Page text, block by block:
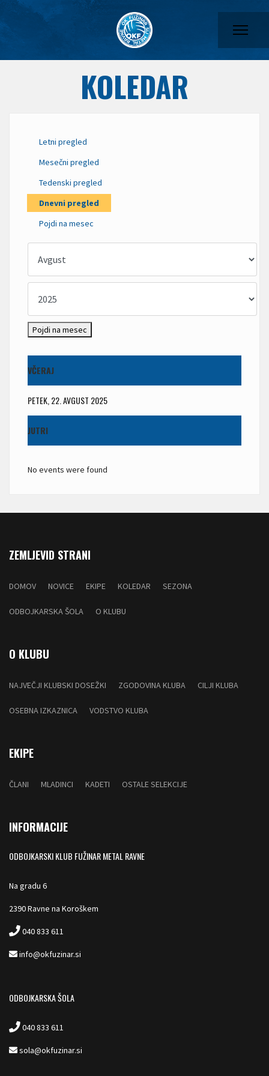
KOLEDAR
Letni pregled
Mesečni pregled
Tedenski pregled
Dnevni pregled
Pojdi na mesec
Pojdi na mesec
VČERAJ
PETEK, 22. AVGUST 2025
JUTRI
No events were found
ZEMLJEVID STRANI
DOMOV NOVICE EKIPE KOLEDAR SEZONA
ODBOJKARSKA ŠOLA O KLUBU
O KLUBU
NAJVEČJI KLUBSKI DOSEŽKI ZGODOVINA KLUBA CILJI KLUBA
OSEBNA IZKAZNICA VODSTVO KLUBA
EKIPE
ČLANI MLADINCI KADETI OSTALE SELEKCIJE
INFORMACIJE
ODBOJKARSKI KLUB FUŽINAR METAL RAVNE
Na gradu 6
2390 Ravne na Koroškem
040 833 611
info@okfuzinar.si
ODBOJKARSKA ŠOLA
040 833 611
sola@okfuzinar.si